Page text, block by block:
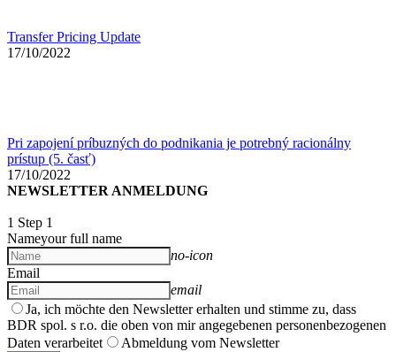
Transfer Pricing Update
17/10/2022
Pri zapojení príbuzných do podnikania je potrebný racionálny
prístup (5. časť)
17/10/2022
NEWSLETTER ANMELDUNG
1 Step 1
Nameyour full name
no-icon
Email
email
Ja, ich möchte den Newsletter erhalten und stimme zu, dass
BDR spol. s r.o. die oben von mir angegebenen personenbezogenen
Daten verarbeitet
Abmeldung vom Newsletter